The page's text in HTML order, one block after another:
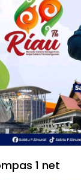
1 net